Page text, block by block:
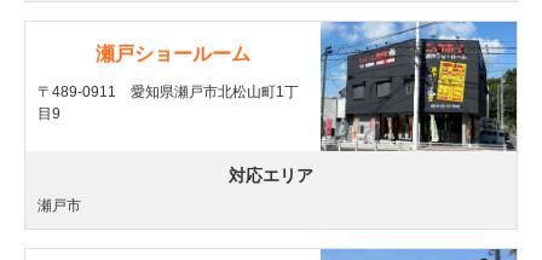
瀬戸ショールーム
〒489-0911 愛知県瀬戸市北松山町1丁
目9
対応エリア
瀬戸市